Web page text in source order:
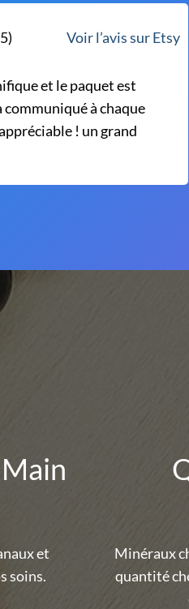
produit
Voir l’avis sur Etsy
et le paquet est
communiqué à chaque
! un grand
et
soins.
Minéraux
quantité